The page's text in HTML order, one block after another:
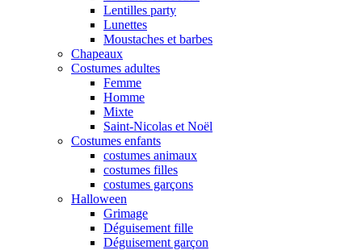
Lentilles party
Lunettes
Moustaches et barbes
Chapeaux
Costumes adultes
Femme
Homme
Mixte
Saint-Nicolas et Noël
Costumes enfants
costumes animaux
costumes filles
costumes garçons
Halloween
Grimage
Déguisement fille
Déguisement garçon